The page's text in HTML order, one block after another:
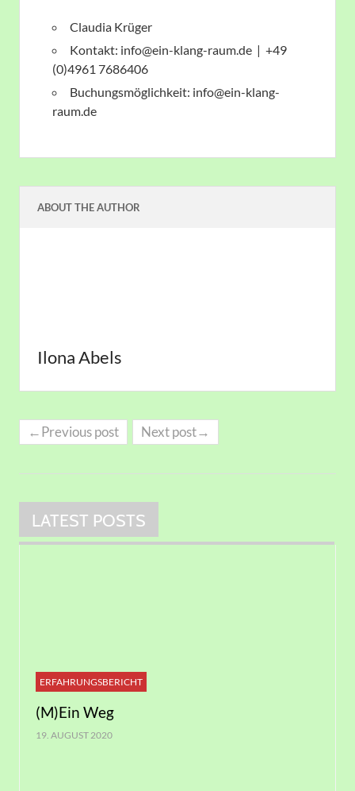
Claudia Krüger
Kontakt: info@ein-klang-raum.de | +49
(0)4961 7686406
Buchungsmöglichkeit: info@ein-klang-
raum.de
ABOUT THE AUTHOR
Ilona Abels
←Previous post Next post→
LATEST POSTS
ERFAHRUNGSBERICHT
(M)Ein Weg
19. AUGUST 2020